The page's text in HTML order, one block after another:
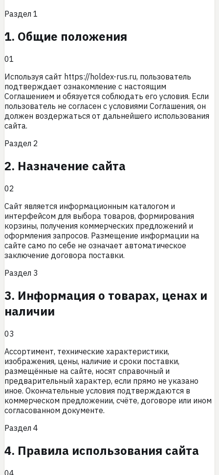
Раздел 1
1. Общие положения
01
Используя сайт https://holdex-rus.ru, пользователь
подтверждает ознакомление с настоящим
Соглашением и обязуется соблюдать его условия. Если
пользователь не согласен с условиями Соглашения, он
должен воздержаться от дальнейшего использования
сайта.
Раздел 2
2. Назначение сайта
02
Сайт является информационным каталогом и
интерфейсом для выбора товаров, формирования
корзины, получения коммерческих предложений и
оформления запросов. Размещение информации на
сайте само по себе не означает автоматическое
заключение договора поставки.
Раздел 3
3. Информация о товарах, ценах и
наличии
03
Ассортимент, технические характеристики,
изображения, цены, наличие и сроки поставки,
размещённые на сайте, носят справочный и
предварительный характер, если прямо не указано
иное. Окончательные условия подтверждаются в
коммерческом предложении, счёте, договоре или ином
согласованном документе.
Раздел 4
4. Правила использования сайта
04